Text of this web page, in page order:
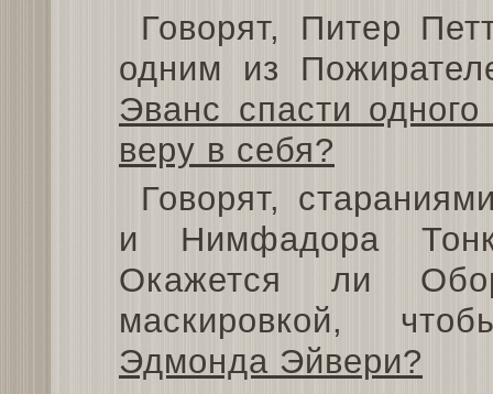
Говорят, Питер
одним из
Эванс спасти
веру в себя?
Говорят,
и Нимфадора
Окажется ли
маскировкой,
Эдмонда Эйвери?